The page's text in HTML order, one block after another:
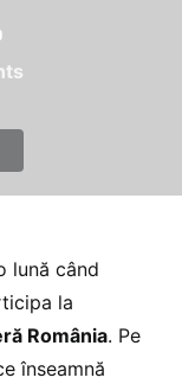
lună când
la
România. Pe
înseamnă